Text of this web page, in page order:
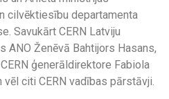
cilvēktiesību departamenta
Savukārt CERN Latviju
ANO Ženēvā Bahtijors Hasans,
ģenerāldirektore Fabiola
vēl citi CERN vadības pārstāvji.